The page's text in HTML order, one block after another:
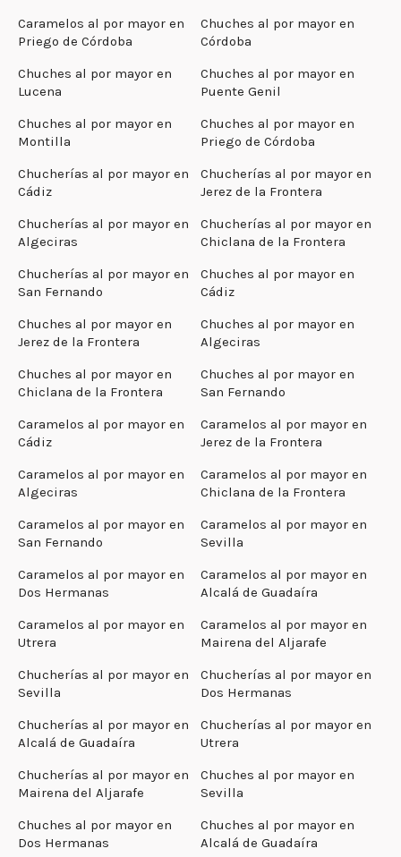
Caramelos al por mayor en
Priego de Córdoba
Chuches al por mayor en
Córdoba
Chuches al por mayor en
Lucena
Chuches al por mayor en
Puente Genil
Chuches al por mayor en
Montilla
Chuches al por mayor en
Priego de Córdoba
Chucherías al por mayor en
Cádiz
Chucherías al por mayor en
Jerez de la Frontera
Chucherías al por mayor en
Algeciras
Chucherías al por mayor en
Chiclana de la Frontera
Chucherías al por mayor en
San Fernando
Chuches al por mayor en
Cádiz
Chuches al por mayor en
Jerez de la Frontera
Chuches al por mayor en
Algeciras
Chuches al por mayor en
Chiclana de la Frontera
Chuches al por mayor en
San Fernando
Caramelos al por mayor en
Cádiz
Caramelos al por mayor en
Jerez de la Frontera
Caramelos al por mayor en
Algeciras
Caramelos al por mayor en
Chiclana de la Frontera
Caramelos al por mayor en
San Fernando
Caramelos al por mayor en
Sevilla
Caramelos al por mayor en
Dos Hermanas
Caramelos al por mayor en
Alcalá de Guadaíra
Caramelos al por mayor en
Utrera
Caramelos al por mayor en
Mairena del Aljarafe
Chucherías al por mayor en
Sevilla
Chucherías al por mayor en
Dos Hermanas
Chucherías al por mayor en
Alcalá de Guadaíra
Chucherías al por mayor en
Utrera
Chucherías al por mayor en
Mairena del Aljarafe
Chuches al por mayor en
Sevilla
Chuches al por mayor en
Dos Hermanas
Chuches al por mayor en
Alcalá de Guadaíra